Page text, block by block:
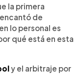
la primera
de
lo personal es
qué está en esta
y el arbitraje por